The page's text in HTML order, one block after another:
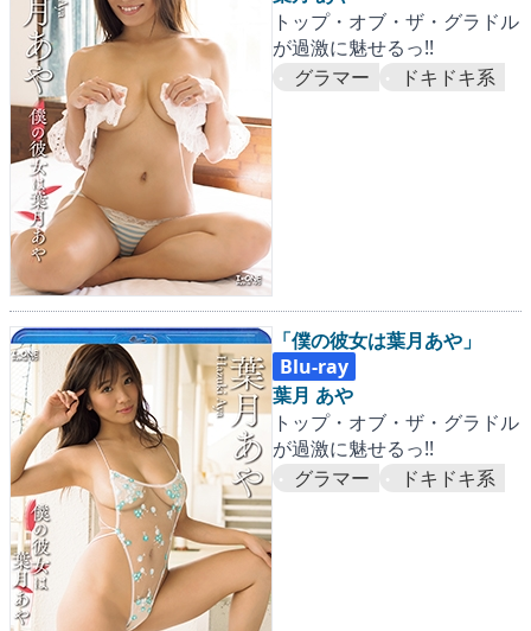
トップ・オブ・ザ・グラドル
が過激に魅せるっ!!
グラマー
ドキドキ系
「僕の彼女は葉月あや」
Blu-ray
葉月 あや
トップ・オブ・ザ・グラドル
が過激に魅せるっ!!
グラマー
ドキドキ系